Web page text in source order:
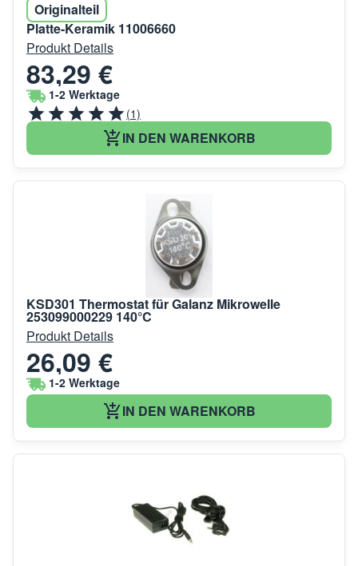
Originalteil
Platte-Keramik 11006660
Produkt Details
83,29 €
1-2 Werktage
(1)
IN DEN WARENKORB
KSD301 Thermostat für Galanz Mikrowelle
253099000229 140°C
Produkt Details
26,09 €
1-2 Werktage
IN DEN WARENKORB